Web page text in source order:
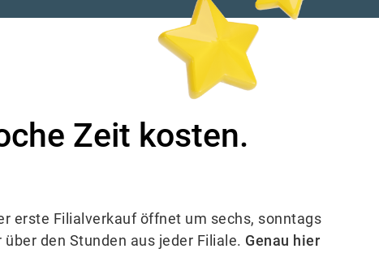
Zeit kosten.
erste Filialverkauf öffnet um sechs, sonntags
den Stunden aus jeder Filiale. Genau hier